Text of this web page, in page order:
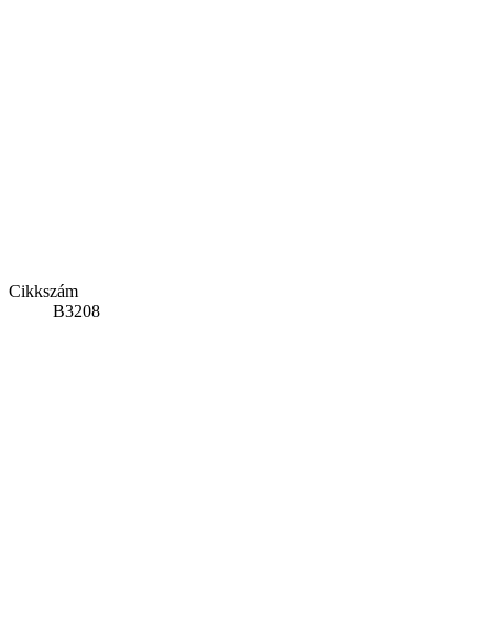
Cikkszám
B3208